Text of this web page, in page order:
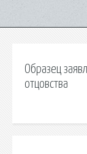
Образец
отцовства